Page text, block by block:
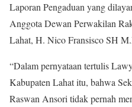
Laporan Pengaduan yang
Anggota Dewan Perwakilan
Lahat, H. Nico Fransisco SH
“Dalam pernyataan tertulis
Kabupaten Lahat itu, bahwa
Raswan Ansori tidak pernah